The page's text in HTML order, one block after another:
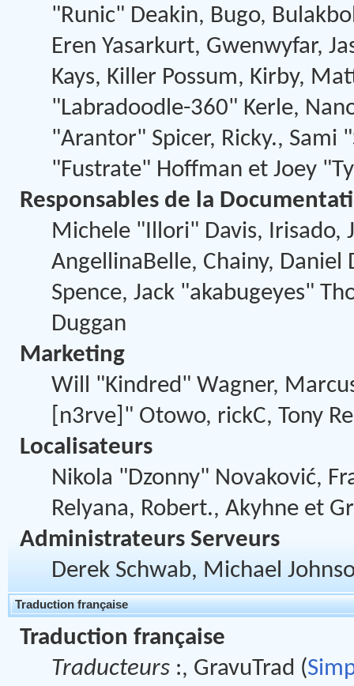
"Runic" Deakin, Bugo,
Eren Yasarkurt, Gwenwyfar,
Kays, Killer Possum, Kirby,
"Labradoodle-360" Kerle,
"Arantor" Spicer, Ricky., Sami
"Fustrate" Hoffman et Joey
Responsables de la
Michele "Illori" Davis, Irisado,
AngellinaBelle, Chainy,
Spence, Jack "akabugeyes"
Duggan
Marketing
Will "Kindred" Wagner,
[n3rve]" Otowo, rickC, Tony
Localisateurs
Nikola "Dzonny" Novaković,
Relyana, Robert., Akyhne et
Administrateurs Serveurs
Derek Schwab, Michael
Traduction française
Traduction française
Traducteurs :, GravuTrad (